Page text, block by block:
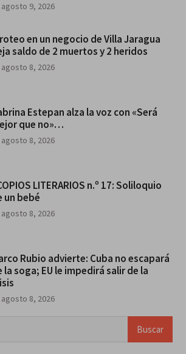
agosto 9, 2026
en un negocio de Villa Jaragua
saldo de 2 muertos y 2 heridos
agosto 8, 2026
Estepan alza la voz con «Será
que no»…
agosto 8, 2026
LITERARIOS n.º 17: Soliloquio
un bebé
agosto 8, 2026
Rubio advierte: Cuba no escapará
la soga; EU le impedirá salir de la
agosto 8, 2026